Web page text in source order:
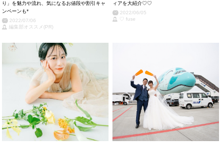
り」を魅力や流れ、気になるお値段や割引キャ
ンペーンも*
2022/07/06
編集部オススメ(PR)
ィアを大紹介♡♡
2022/06/05
♡ fuse